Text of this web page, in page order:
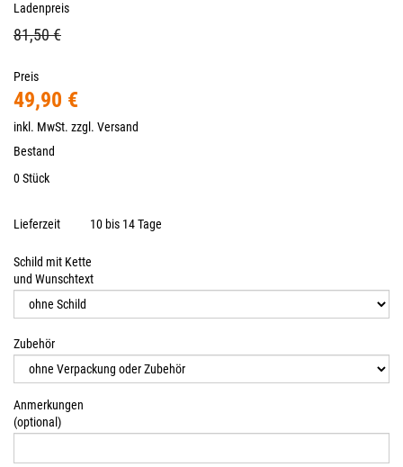
Ladenpreis
81,50 €
Preis
49,90 €
inkl. MwSt. zzgl. Versand
Bestand
0 Stück
Lieferzeit 10 bis 14 Tage
Schild mit Kette
und Wunschtext
Zubehör
Anmerkungen
(optional)